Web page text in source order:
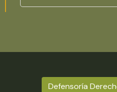
Defensoría